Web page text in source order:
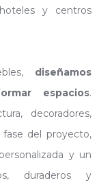
y centros
diseñamos
espacios.
decoradores,
del proyecto,
y un
duraderos y